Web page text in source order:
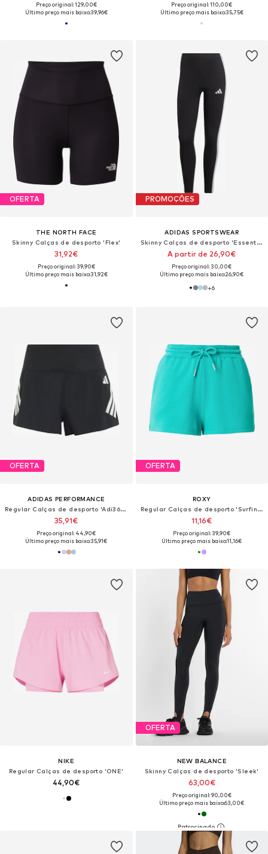
Preço original: 129,00€
Último preço mais baixo:39,96€
Preço original: 110,00€
Último preço mais baixo:35,75€
OFERTA
THE NORTH FACE
Skinny Calças de desporto 'Flex'
31,92€
Preço original: 39,90€
Último preço mais baixo:31,92€
PROMOÇÕES
ADIDAS SPORTSWEAR
Skinny Calças de desporto 'Essentials'
A partir de 26,90€
Preço original: 30,00€
Último preço mais baixo:26,90€
+6
OFERTA
ADIDAS PERFORMANCE
Regular Calças de desporto 'Adi365 Formotion'
35,91€
Preço original: 44,90€
Último preço mais baixo:35,91€
OFERTA
ROXY
Regular Calças de desporto 'Surfing By Moonlight'
11,16€
Preço original: 39,90€
Último preço mais baixo:11,16€
NIKE
Regular Calças de desporto 'ONE'
44,90€
OFERTA
NEW BALANCE
Skinny Calças de desporto 'Sleek'
63,00€
Preço original: 90,00€
Último preço mais baixo:63,00€